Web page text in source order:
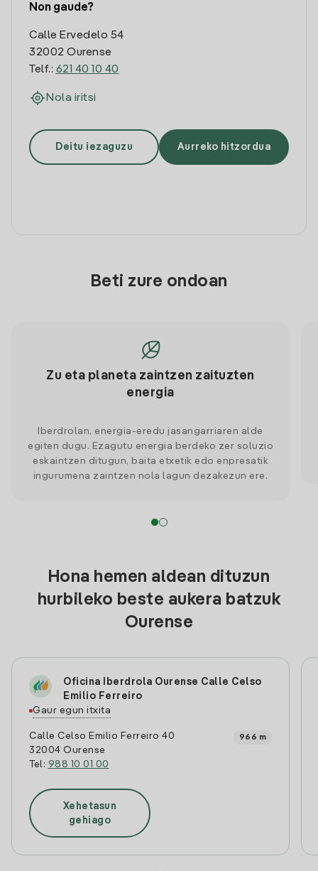
Non gaude?
Calle Ervedelo 54
32002 Ourense
Telf.: 621 40 10 40
Nola iritsi
Deitu iezaguzu Aurreko hitzordua
Beti zure ondoan
Zu eta planeta zaintzen zaituzten
energia
Iberdrolan, energia-eredu jasangarriaren alde
egiten dugu. Ezagutu energia berdeko zer soluzio
eskaintzen ditugun, baita etxetik edo enpresatik
ingurumena zaintzen nola lagun dezakezun ere.
Hona hemen aldean dituzun
hurbileko beste aukera batzuk
Ourense
Oficina Iberdrola Ourense Calle Celso
Emilio Ferreiro
Gaur egun itxita
Calle Celso Emilio Ferreiro 40
32004 Ourense
Tel: 988 10 01 00
966 m
Xehetasun
gehiago